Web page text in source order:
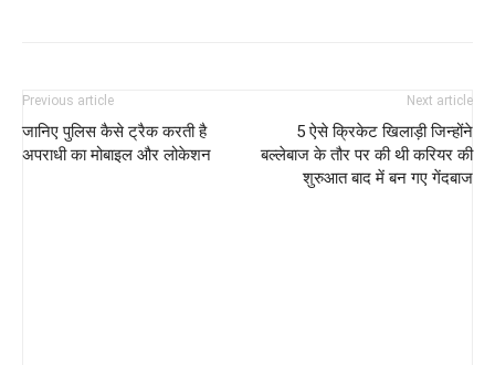
Previous article
जानिए पुलिस कैसे ट्रैक करती है
अपराधी का मोबाइल और लोकेशन
Next article
5 ऐसे क्रिकेट खिलाड़ी जिन्होंने
बल्लेबाज के तौर पर की थी करियर की
शुरुआत बाद में बन गए गेंदबाज